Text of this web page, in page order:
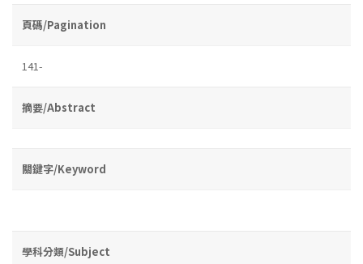
頁碼/Pagination
141-
摘要/Abstract
關鍵字/Keyword
學科分類/Subject